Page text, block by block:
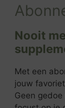
Nooit
Met een
jouw
Geen